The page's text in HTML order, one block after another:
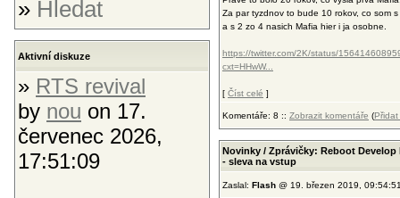
» Hledat
Aktivní diskuze
» RTS revival
by nou on 17.
červenec 2026,
17:51:09
Za par tyzdnov to bude 10 rokov, co som
a s 2 zo 4 nasich Mafia hier i ja osobne.
https://twitter.com/2K/status/
cxt=HHwW...
[ Číst celé ]
Komentáře: 8 :: Zobrazit komentáře (Přidat
Novinky / Zprávičky: Reboot Develop
- sleva na vstup
Zaslal: Flash @ 19. březen 2019,